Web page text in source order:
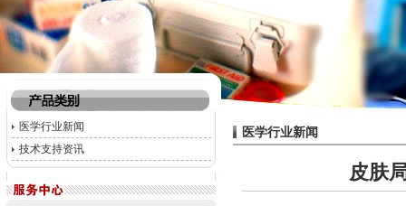
医学行业新闻
技术支持资讯
医学行业新闻
皮肤